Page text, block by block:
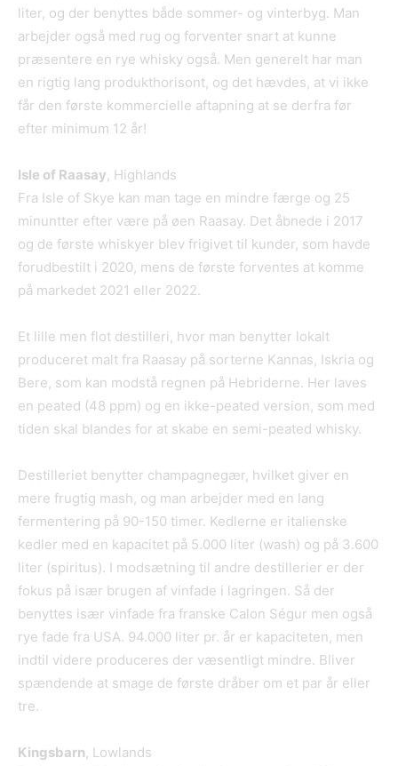
liter, og der benyttes både sommer- og vinterbyg. Man
arbejder også med rug og forventer snart at kunne
præsentere en rye whisky også. Men generelt har man
en rigtig lang produkthorisont, og det hævdes, at vi ikke
får den første kommercielle aftapning at se derfra før
efter minimum 12 år!
Isle of Raasay, Highlands
Fra Isle of Skye kan man tage en mindre færge og 25
minuntter efter være på øen Raasay. Det åbnede i 2017
og de første whiskyer blev frigivet til kunder, som havde
forudbestilt i 2020, mens de første forventes at komme
på markedet 2021 eller 2022.
Et lille men flot destilleri, hvor man benytter lokalt
produceret malt fra Raasay på sorterne Kannas, Iskria og
Bere, som kan modstå regnen på Hebriderne. Her laves
en peated (48 ppm) og en ikke-peated version, som med
tiden skal blandes for at skabe en semi-peated whisky.
Destilleriet benytter champagnegær, hvilket giver en
mere frugtig mash, og man arbejder med en lang
fermentering på 90-150 timer. Kedlerne er italienske
kedler med en kapacitet på 5.000 liter (wash) og på 3.600
liter (spiritus). I modsætning til andre destillerier er der
fokus på især brugen af vinfade i lagringen. Så der
benyttes især vinfade fra franske Calon Ségur men også
rye fade fra USA. 94.000 liter pr. år er kapaciteten, men
indtil videre produceres der væsentligt mindre. Bliver
spændende at smage de første dråber om et par år eller
tre.
Kingsbarn, Lowlands